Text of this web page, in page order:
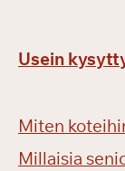
Usein
Miten
Millaisia